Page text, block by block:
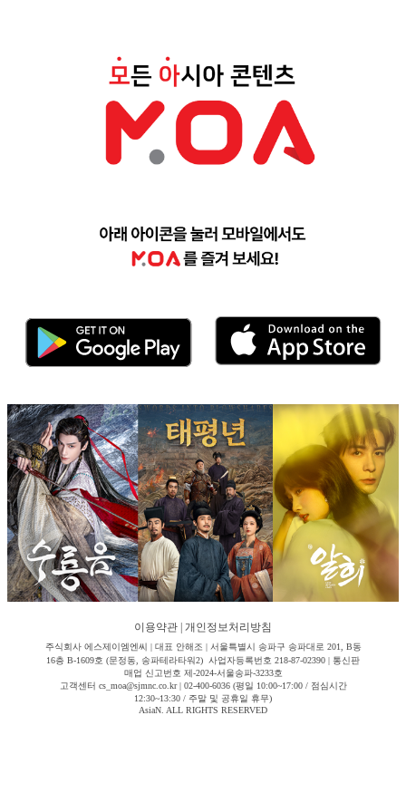
이용약관 개인정보처리방침
주식회사 에스제이엠엔씨 | 대표 안해조 | 서울특별시 송파구 송파대로 201, B동
16층 B-1609호 (문정동, 송파테라타워2) 사업자등록번호 218-87-02390 | 통신판
매업 신고번호 제-2024-서울송파-3233호
고객센터 cs_moa@sjmnc.co.kr | 02-400-6036 (평일 10:00~17:00 / 점심시간
12:30~13:30 / 주말 및 공휴일 휴무)
AsiaN. ALL RIGHTS RESERVED